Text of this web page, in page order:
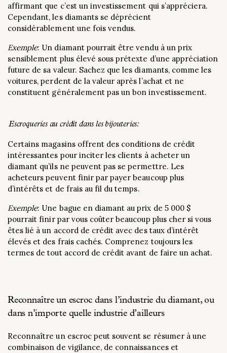
affirmant que c’est un investissement qui s’appréciera.
Cependant, les diamants se déprécient
considérablement une fois vendus.
Exemple: Un diamant pourrait être vendu à un prix
sensiblement plus élevé sous prétexte d’une appréciation
future de sa valeur. Sachez que les diamants, comme les
voitures, perdent de la valeur après l’achat et ne
constituent généralement pas un bon investissement.
Escroqueries au crédit dans les bijouteries:
Certains magasins offrent des conditions de crédit
intéressantes pour inciter les clients à acheter un
diamant qu’ils ne peuvent pas se permettre. Les
acheteurs peuvent finir par payer beaucoup plus
d’intérêts et de frais au fil du temps.
Exemple: Une bague en diamant au prix de 5 000 $
pourrait finir par vous coûter beaucoup plus cher si vous
êtes lié à un accord de crédit avec des taux d’intérêt
élevés et des frais cachés. Comprenez toujours les
termes de tout accord de crédit avant de faire un achat.
Reconnaître un escroc dans l’industrie du diamant, ou
dans n’importe quelle industrie d’ailleurs
Reconnaître un escroc peut souvent se résumer à une
combinaison de vigilance, de connaissances et